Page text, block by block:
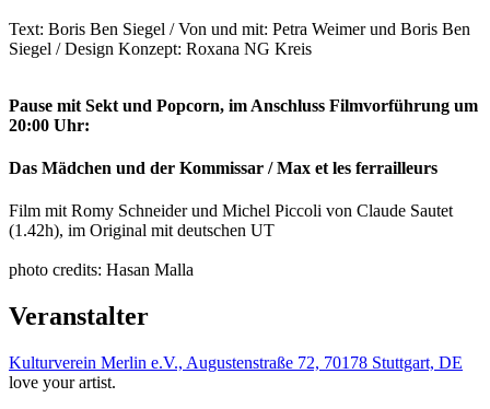
Text: Boris Ben Siegel / Von und mit: Petra Weimer und Boris Ben
Siegel / Design Konzept: Roxana NG Kreis
Pause mit Sekt und Popcorn, im Anschluss Filmvorführung um
20:00 Uhr:
Das Mädchen und der Kommissar / Max et les ferrailleurs
Film mit Romy Schneider und Michel Piccoli von Claude Sautet
(1.42h), im Original mit deutschen UT
photo credits: Hasan Malla
Veranstalter
Kulturverein Merlin e.V., Augustenstraße 72, 70178 Stuttgart, DE
love your artist.